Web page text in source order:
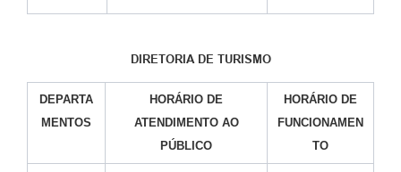
DIRETORIA DE TURISMO
DEPARTA
MENTOS
HORÁRIO DE
ATENDIMENTO AO
PÚBLICO
HORÁRIO DE
FUNCIONAMEN
TO